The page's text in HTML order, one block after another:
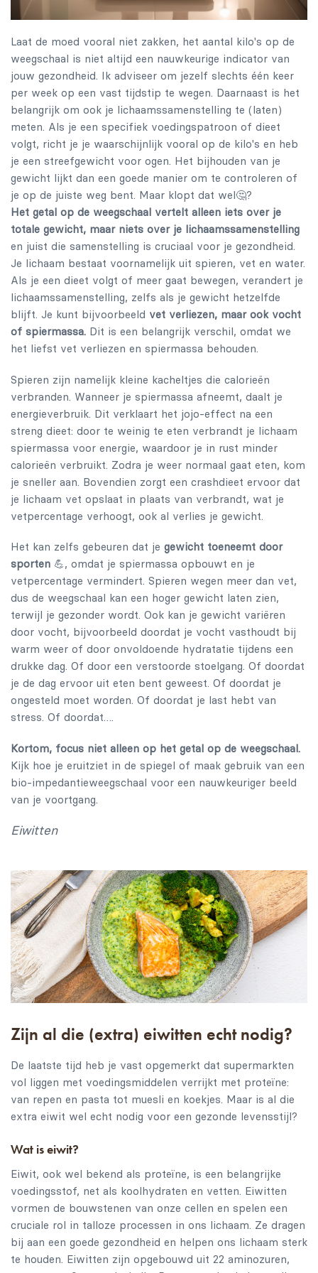
Laat de moed vooral niet zakken, het aantal kilo's op de
weegschaal is niet altijd een nauwkeurige indicator van
jouw gezondheid. Ik adviseer om jezelf slechts één keer
per week op een vast tijdstip te wegen. Daarnaast is het
belangrijk om ook je lichaamssamenstelling te (laten)
meten. Als je een specifiek voedingspatroon of dieet
volgt, richt je je waarschijnlijk vooral op de kilo's en heb
je een streefgewicht voor ogen. Het bijhouden van je
gewicht lijkt dan een goede manier om te controleren of
je op de juiste weg bent. Maar klopt dat wel🤔?
Het getal op de weegschaal vertelt alleen iets over je
totale gewicht, maar niets over je lichaamssamenstelling
en juist die samenstelling is cruciaal voor je gezondheid.
Je lichaam bestaat voornamelijk uit spieren, vet en water.
Als je een dieet volgt of meer gaat bewegen, verandert je
lichaamssamenstelling, zelfs als je gewicht hetzelfde
blijft. Je kunt bijvoorbeeld vet verliezen, maar ook vocht
of spiermassa. Dit is een belangrijk verschil, omdat we
het liefst vet verliezen en spiermassa behouden.
Spieren zijn namelijk kleine kacheltjes die calorieën
verbranden. Wanneer je spiermassa afneemt, daalt je
energieverbruik. Dit verklaart het jojo-effect na een
streng dieet: door te weinig te eten verbrandt je lichaam
spiermassa voor energie, waardoor je in rust minder
calorieën verbruikt. Zodra je weer normaal gaat eten, kom
je sneller aan. Bovendien zorgt een crashdieet ervoor dat
je lichaam vet opslaat in plaats van verbrandt, wat je
vetpercentage verhoogt, ook al verlies je gewicht.
Het kan zelfs gebeuren dat je gewicht toeneemt door
sporten 💪, omdat je spiermassa opbouwt en je
vetpercentage vermindert. Spieren wegen meer dan vet,
dus de weegschaal kan een hoger gewicht laten zien,
terwijl je gezonder wordt. Ook kan je gewicht variëren
door vocht, bijvoorbeeld doordat je vocht vasthoudt bij
warm weer of door onvoldoende hydratatie tijdens een
drukke dag. Of door een verstoorde stoelgang. Of doordat
je de dag ervoor uit eten bent geweest. Of doordat je
ongesteld moet worden. Of doordat je last hebt van
stress. Of doordat….
Kortom, focus niet alleen op het getal op de weegschaal.
Kijk hoe je eruitziet in de spiegel of maak gebruik van een
bio-impedantieweegschaal voor een nauwkeuriger beeld
van je voortgang.
Eiwitten
Zijn al die (extra) eiwitten echt nodig?
De laatste tijd heb je vast opgemerkt dat supermarkten
vol liggen met voedingsmiddelen verrijkt met proteïne:
van repen en pasta tot muesli en koekjes. Maar is al die
extra eiwit wel echt nodig voor een gezonde levensstijl?
Wat is eiwit?
Eiwit, ook wel bekend als proteïne, is een belangrijke
voedingsstof, net als koolhydraten en vetten. Eiwitten
vormen de bouwstenen van onze cellen en spelen een
cruciale rol in talloze processen in ons lichaam. Ze dragen
bij aan een goede gezondheid en helpen ons lichaam sterk
te houden. Eiwitten zijn opgebouwd uit 22 aminozuren,